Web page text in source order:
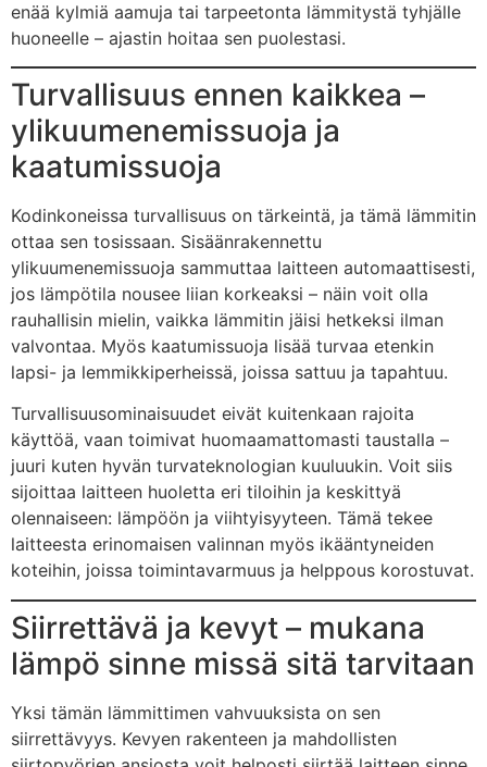
enää kylmiä aamuja tai tarpeetonta lämmitystä tyhjälle
huoneelle – ajastin hoitaa sen puolestasi.
Turvallisuus ennen kaikkea –
ylikuumenemissuoja ja
kaatumissuoja
Kodinkoneissa turvallisuus on tärkeintä, ja tämä lämmitin
ottaa sen tosissaan. Sisäänrakennettu
ylikuumenemissuoja sammuttaa laitteen automaattisesti,
jos lämpötila nousee liian korkeaksi – näin voit olla
rauhallisin mielin, vaikka lämmitin jäisi hetkeksi ilman
valvontaa. Myös kaatumissuoja lisää turvaa etenkin
lapsi- ja lemmikkiperheissä, joissa sattuu ja tapahtuu.
Turvallisuusominaisuudet eivät kuitenkaan rajoita
käyttöä, vaan toimivat huomaamattomasti taustalla –
juuri kuten hyvän turvateknologian kuuluukin. Voit siis
sijoittaa laitteen huoletta eri tiloihin ja keskittyä
olennaiseen: lämpöön ja viihtyisyyteen. Tämä tekee
laitteesta erinomaisen valinnan myös ikääntyneiden
koteihin, joissa toimintavarmuus ja helppous korostuvat.
Siirrettävä ja kevyt – mukana
lämpö sinne missä sitä tarvitaan
Yksi tämän lämmittimen vahvuuksista on sen
siirrettävyys. Kevyen rakenteen ja mahdollisten